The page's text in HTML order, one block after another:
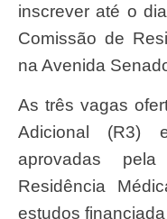
inscrever até o
Comissão de
na Avenida
As três vagas ofertadas para o Programa Ano
Adicional (R3)
aprovadas
Residência
estudos